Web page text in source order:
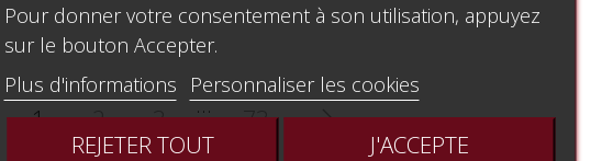
1 2 3 … 73 
Pour donner votre consentement à son utilisation, appuyez
sur le bouton Accepter.
Plus d'informations
Personnaliser les cookies
REJETER TOUT J'ACCEPTE